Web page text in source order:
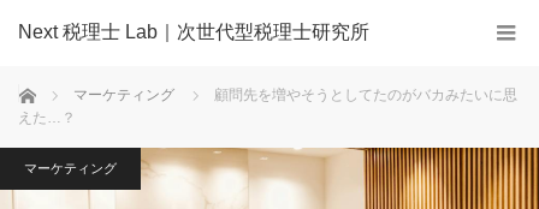
Next 税理士 Lab｜次世代型税理士研究所
ホーム マーケティング
顧問先を増やそうとしてたのがバカみたいに思
えた…？
マーケティング